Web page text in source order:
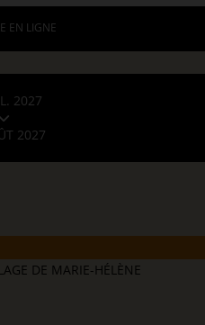
EN LIGNE
2027
2027
DE MARIE-HÉLÈNE